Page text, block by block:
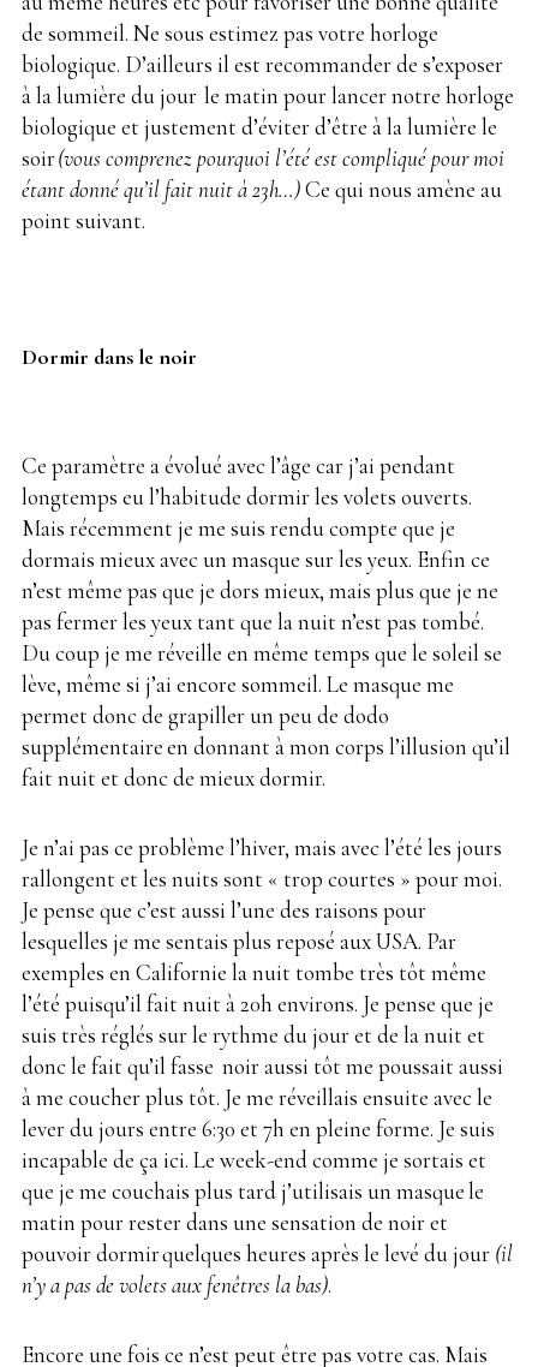
de sommeil. Ne sous estimez pas votre horloge
biologique. D’ailleurs il est recommander de s’exposer
à la lumière du jour. le matin pour lancer notre horloge
biologique et justement d’éviter d’être à la lumière le
soir.(vous comprenez pourquoi l’été est compliqué pour moi
étant donné qu’il fait nuit à 23h…)Ce qui nous amène au
point suivant.
Dormir dans le noir
Ce paramètre a évolué avec l’âge car j’ai pendant
longtemps eu l’habitude dormir les volets ouverts.
Mais récemment je me suis rendu compte que je
dormais mieux avec un masque sur les yeux. Enfin ce
n’est même pas que je dors mieux, mais plus que je ne
pas fermer les yeux tant que la nuit n’est pas tombé.
Du coup je me réveille en même temps que le soleil se
lève, même si j’ai encore sommeil. Le masque me
permet donc de grapiller un peu de dodo
supplémentaireen donnant à mon corps l’illusion qu’il
fait nuit et donc de mieux dormir.
Je n’ai pas ce problème l’hiver, mais avec l’été les jours
rallongent et les nuits sont « trop courtes » pour moi.
Je pense que c’est aussi l’une des raisons pour
lesquelles je me sentais plus reposé aux USA. Par
exemples en Californie la nuit tombe très tôt même
l’été puisqu’il fait nuit à 20h environs. Je pense que je
suis très réglés sur le rythme du jour et de la nuit et
donc le fait qu’il fasse noir aussi tôt me poussait aussi
à me coucher plus tôt. Je me réveillais ensuite avec le
lever du jours entre 6:30 et 7h en pleine forme. Je suis
incapable de ça ici. Le week-end comme je sortais et
que je me couchais plus tard j’utilisais un masquele
matin pour rester dans une sensation de noir et
pouvoir dormir.quelques heures après le levé du jour (il
n’y a pas de volets aux fenêtres la bas).
Encore une fois ce n’est peut être pas votre cas. Mais